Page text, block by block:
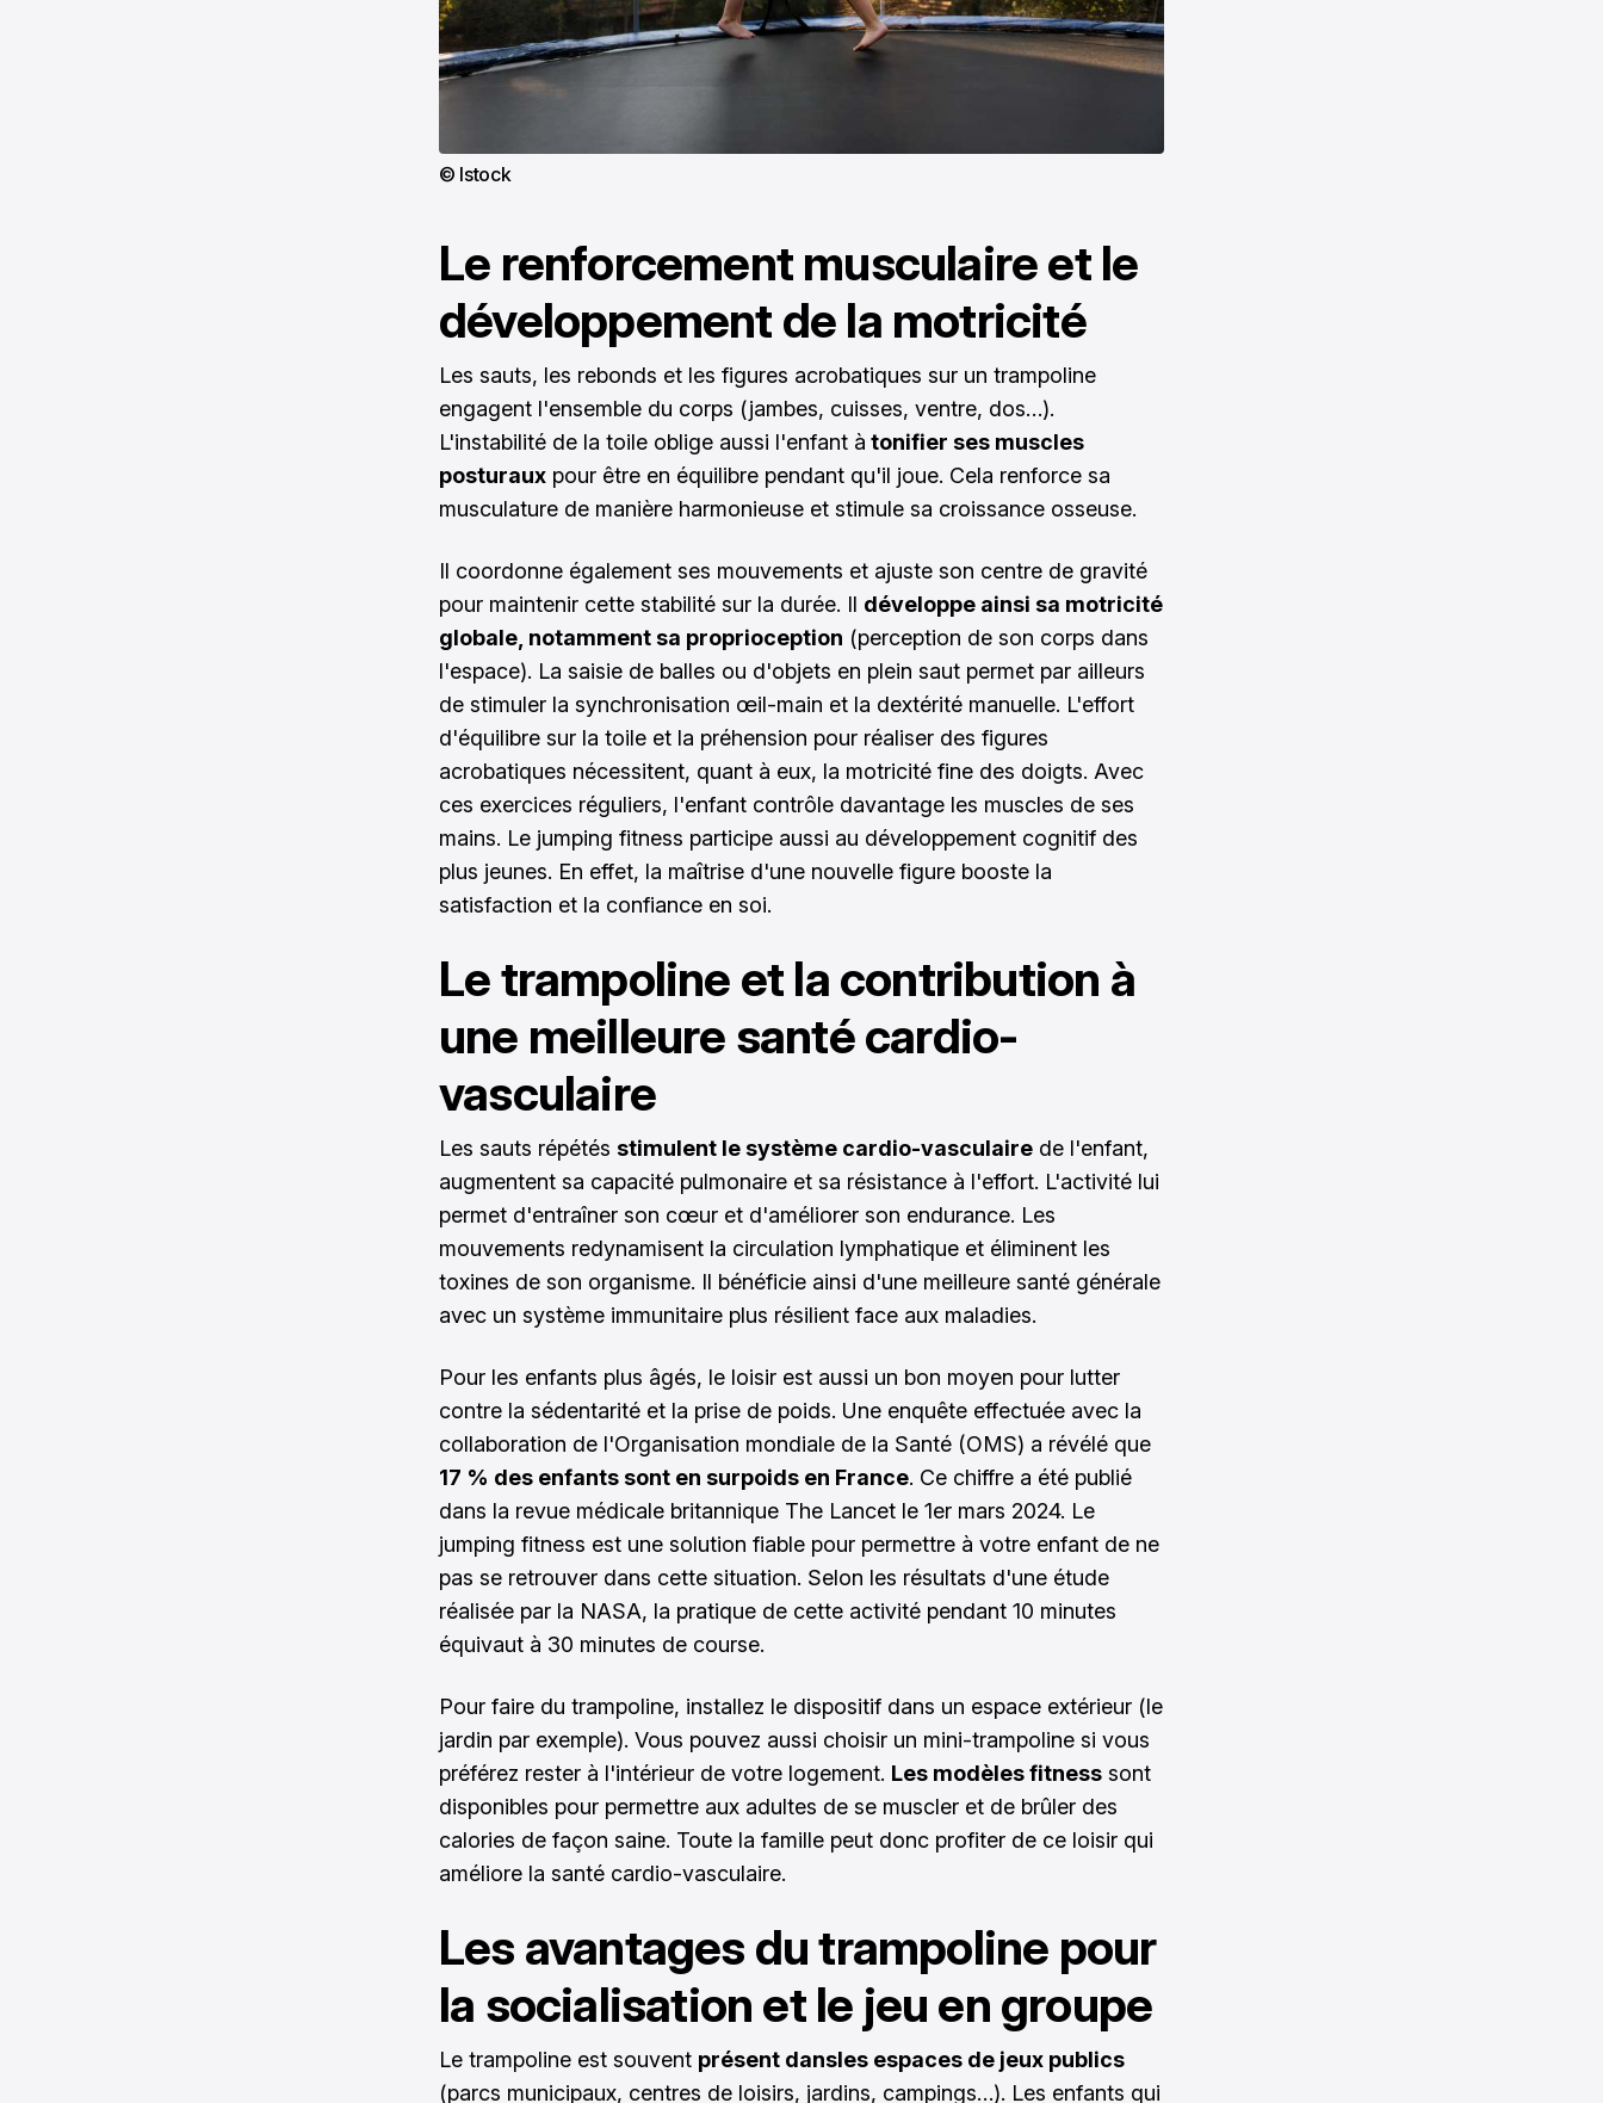
© Istock
Le renforcement musculaire et le
développement de la motricité
Les sauts, les rebonds et les figures acrobatiques sur un trampoline
engagent l'ensemble du corps (jambes, cuisses, ventre, dos…).
L'instabilité de la toile oblige aussi l'enfant à tonifier ses muscles
posturaux pour être en équilibre pendant qu'il joue. Cela renforce sa
musculature de manière harmonieuse et stimule sa croissance osseuse.
Il coordonne également ses mouvements et ajuste son centre de gravité
pour maintenir cette stabilité sur la durée. Il développe ainsi sa motricité
globale, notamment sa proprioception (perception de son corps dans
l'espace). La saisie de balles ou d'objets en plein saut permet par ailleurs
de stimuler la synchronisation œil-main et la dextérité manuelle. L'effort
d'équilibre sur la toile et la préhension pour réaliser des figures
acrobatiques nécessitent, quant à eux, la motricité fine des doigts. Avec
ces exercices réguliers, l'enfant contrôle davantage les muscles de ses
mains. Le jumping fitness participe aussi au développement cognitif des
plus jeunes. En effet, la maîtrise d'une nouvelle figure booste la
satisfaction et la confiance en soi.
Le trampoline et la contribution à
une meilleure santé cardio-
vasculaire
Les sauts répétés stimulent le système cardio-vasculaire de l'enfant,
augmentent sa capacité pulmonaire et sa résistance à l'effort. L'activité lui
permet d'entraîner son cœur et d'améliorer son endurance. Les
mouvements redynamisent la circulation lymphatique et éliminent les
toxines de son organisme. Il bénéficie ainsi d'une meilleure santé générale
avec un système immunitaire plus résilient face aux maladies.
Pour les enfants plus âgés, le loisir est aussi un bon moyen pour lutter
contre la sédentarité et la prise de poids. Une enquête effectuée avec la
collaboration de l'Organisation mondiale de la Santé (OMS) a révélé que
17 % des enfants sont en surpoids en France. Ce chiffre a été publié
dans la revue médicale britannique The Lancet le 1er mars 2024. Le
jumping fitness est une solution fiable pour permettre à votre enfant de ne
pas se retrouver dans cette situation. Selon les résultats d'une étude
réalisée par la NASA, la pratique de cette activité pendant 10 minutes
équivaut à 30 minutes de course.
Pour faire du trampoline, installez le dispositif dans un espace extérieur (le
jardin par exemple). Vous pouvez aussi choisir un mini-trampoline si vous
préférez rester à l'intérieur de votre logement. Les modèles fitness sont
disponibles pour permettre aux adultes de se muscler et de brûler des
calories de façon saine. Toute la famille peut donc profiter de ce loisir qui
améliore la santé cardio-vasculaire.
Les avantages du trampoline pour
la socialisation et le jeu en groupe
Le trampoline est souvent présent dansles espaces de jeux publics
(parcs municipaux, centres de loisirs, jardins, campings…). Les enfants qui